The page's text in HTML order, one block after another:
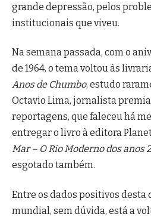
grande depressão, pelos
institucionais que viveu.
Na semana passada, com o
de 1964, o tema voltou às
Anos de Chumbo, estudo
Octavio Lima, jornalista
reportagens, que faleceu há
entregar o livro à editora
Mar – O Rio Moderno dos anos
esgotado também.
Entre os dados positivos desta
mundial, sem dúvida, está a